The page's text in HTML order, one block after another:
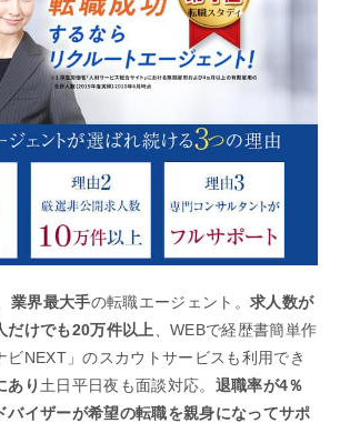
業界最大手の転職エージェント。求人数が
だけでも20万件以上
、WEBで経歴書簡単作
ビNEXT」のスカウトサービスも利用でき
あり 土日平日夜も面談対応。 退職率が4％
バイザーが希望の転職を親身になってサポ